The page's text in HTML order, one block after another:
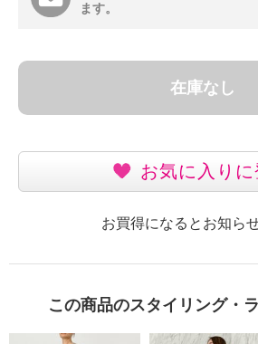
ます。
在庫なし
お気に入りに
お買得になるとお知ら
この商品のスタイリング・